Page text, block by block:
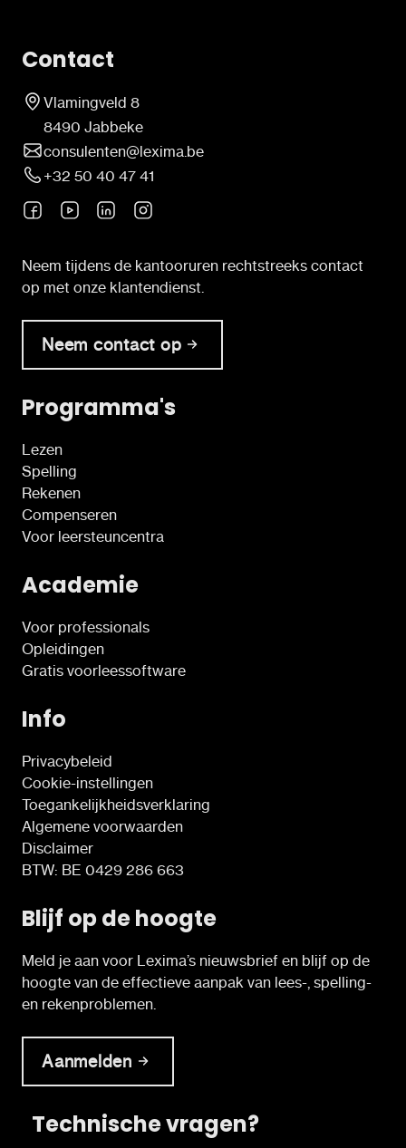
Contact
Vlamingveld 8
8490 Jabbeke
consulenten@lexima.be
+32 50 40 47 41
Neem tijdens de kantooruren rechtstreeks contact
op met onze klantendienst.
Neem contact op
Programma's
Lezen
Spelling
Rekenen
Compenseren
Voor leersteuncentra
Academie
Voor professionals
Opleidingen
Gratis voorleessoftware
Info
Privacybeleid
Cookie-instellingen
Toegankelijkheidsverklaring
Algemene voorwaarden
Disclaimer
BTW: BE 0429 286 663
Blijf op de hoogte
Meld je aan voor Lexima’s nieuwsbrief en blijf op de
hoogte van de effectieve aanpak van lees-, spelling-
en rekenproblemen.
Aanmelden
Technische vragen?